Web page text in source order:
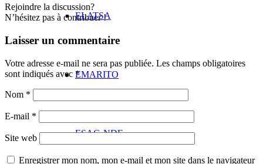
ELATSA
EMARITO
ESAG-NDE
Rejoindre la discussion?
N’hésitez pas à contribuer !
Laisser un commentaire
Votre adresse e-mail ne sera pas publiée. Les champs obligatoires
sont indiqués avec *
Nom *
E-mail *
Site web
Enregistrer mon nom, mon e-mail et mon site dans le navigateur